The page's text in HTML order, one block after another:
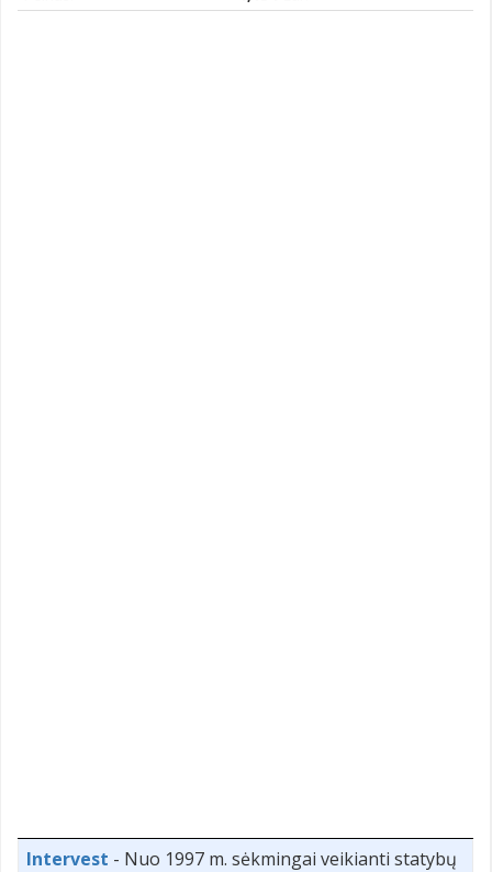
Intervest - Nuo 1997 m. sėkmingai veikianti statybų